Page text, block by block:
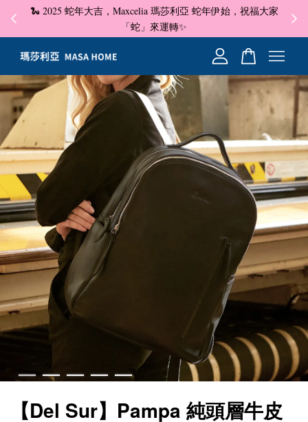
🐍 2025 蛇年大吉，Maxcelia 瑪莎利亞 蛇年伊始，祝福大家
「蛇」來運轉✨
✦
【Del Sur】Pampa 純頭層牛皮
您的購物車目前還是空的。
繼續購物